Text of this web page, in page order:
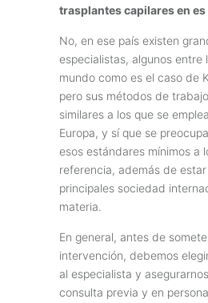
trasplantes capilares en es
No, en ese país existen
especialistas, algunos entre
mundo como es el caso de
pero sus métodos de
similares a los que se
Europa, y sí que se
esos estándares mínimos a
referencia, además de
principales sociedad
materia.
En general, antes de
intervención, debemos
al especialista y
consulta previa y en